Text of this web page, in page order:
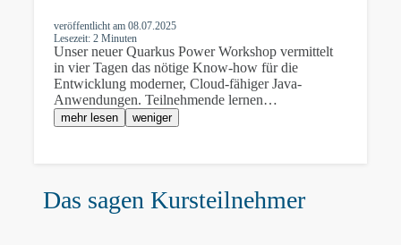
veröffentlicht am08.07.2025
Lesezeit: 2 Minuten
Unser neuer Quarkus Power Workshop vermittelt
in vier Tagen das nötige Know-how für die
Entwicklung moderner, Cloud-fähiger Java-
Anwendungen. Teilnehmende lernen…
mehr lesen weniger
Das sagen Kursteilnehmer